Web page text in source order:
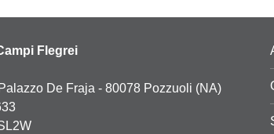
Flegrei
De Fraja - 80078 Pozzuoli (NA)